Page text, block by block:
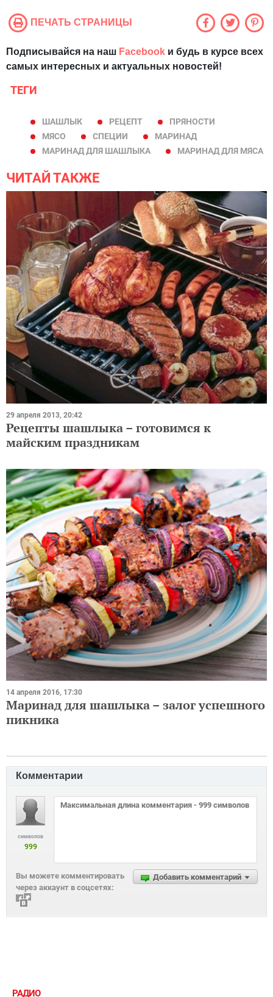
ПЕЧАТЬ СТРАНИЦЫ
Подписывайся на наш Facebook и будь в курсе всех
самых интересных и актуальных новостей!
ТЕГИ
ШАШЛЫК РЕЦЕПТ
ПРЯНОСТИ
МЯСО
СПЕЦИИ
МАРИНАД
МАРИНАД ДЛЯ ШАШЛЫКА
МАРИНАД ДЛЯ МЯСА
ЧИТАЙ ТАКЖЕ
29 апреля 2013, 20:42
Рецепты шашлыка – готовимся к
майским праздникам
14 апреля 2016, 17:30
Маринад для шашлыка – залог успешного
пикника
Комментарии
символов
999
Добавить комментарий
Вы можете комментировать
через аккаунт в соцсетях:
РАДИО